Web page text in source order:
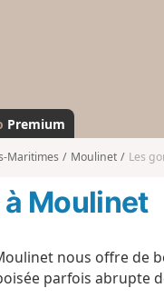
Premium
Maritimes Moulinet Les
à Moulinet
nous offre de
parfois abrupte